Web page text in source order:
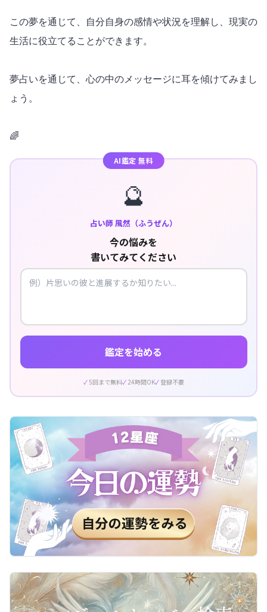
この夢を通じて、自分自身の感情や状況を理解し、現実の
生活に役立てることができます。
夢占いを通じて、心の中のメッセージに耳を傾けてみまし
ょう。
🌈
AI鑑定 無料
🔮
占い師 風然（ふうぜん）
今の悩みを
書いてみてください
鑑定を始める
5回まで無料 24時間OK 登録不要